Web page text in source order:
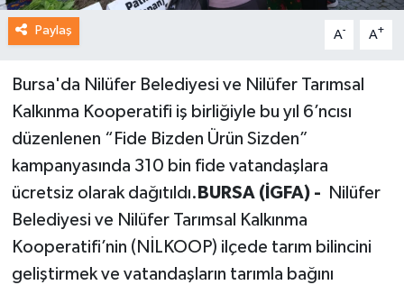
Paylaş A- A+
Bursa'da Nilüfer Belediyesi ve Nilüfer Tarımsal
Kalkınma Kooperatifi iş birliğiyle bu yıl 6’ncısı
düzenlenen “Fide Bizden Ürün Sizden”
kampanyasında 310 bin fide vatandaşlara
ücretsiz olarak dağıtıldı. BURSA (İGFA) -
Nilüfer
Belediyesi ve Nilüfer Tarımsal Kalkınma
Kooperatifi’nin (NİLKOOP) ilçede tarım bilincini
geliştirmek ve vatandaşların tarımla bağını